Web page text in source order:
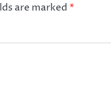
are marked *